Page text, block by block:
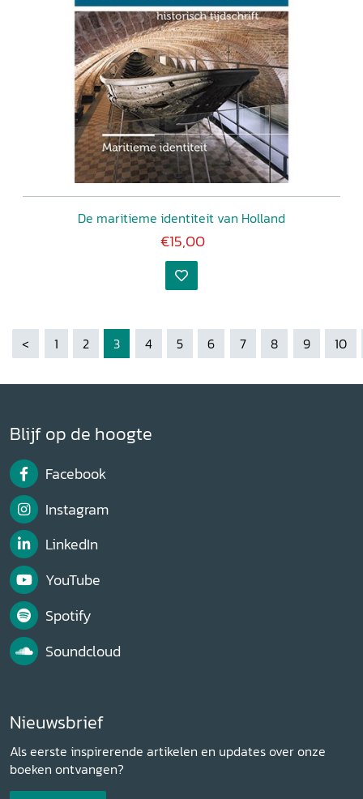
De maritieme identiteit van Holland
€15,00
< 1 2 3 4 5 6 7 8 9 10
Blijf op de hoogte
Facebook
Instagram
LinkedIn
YouTube
Spotify
Soundcloud
Nieuwsbrief
Als eerste inspirerende artikelen en updates over onze
boeken ontvangen?